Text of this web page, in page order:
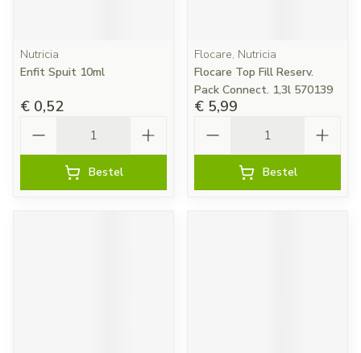
Nutricia
Enfit Spuit 10ml
€ 0,52
Bestel
Flocare, Nutricia
Flocare Top Fill Reserv.
Pack Connect. 1,3l 570139
€ 5,99
Bestel